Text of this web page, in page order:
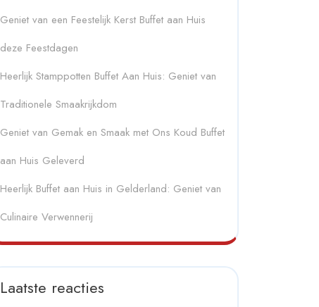
Geniet van een Feestelijk Kerst Buffet aan Huis
deze Feestdagen
Heerlijk Stamppotten Buffet Aan Huis: Geniet van
Traditionele Smaakrijkdom
Geniet van Gemak en Smaak met Ons Koud Buffet
aan Huis Geleverd
Heerlijk Buffet aan Huis in Gelderland: Geniet van
Culinaire Verwennerij
Laatste reacties